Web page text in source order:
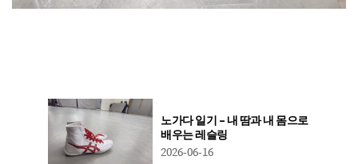
노가다 일기 – 내 땀과 내 몸으로
배우는 레슬링
2026-06-16